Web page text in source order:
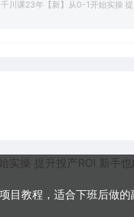
千川课23年【新】从0-1开始实操